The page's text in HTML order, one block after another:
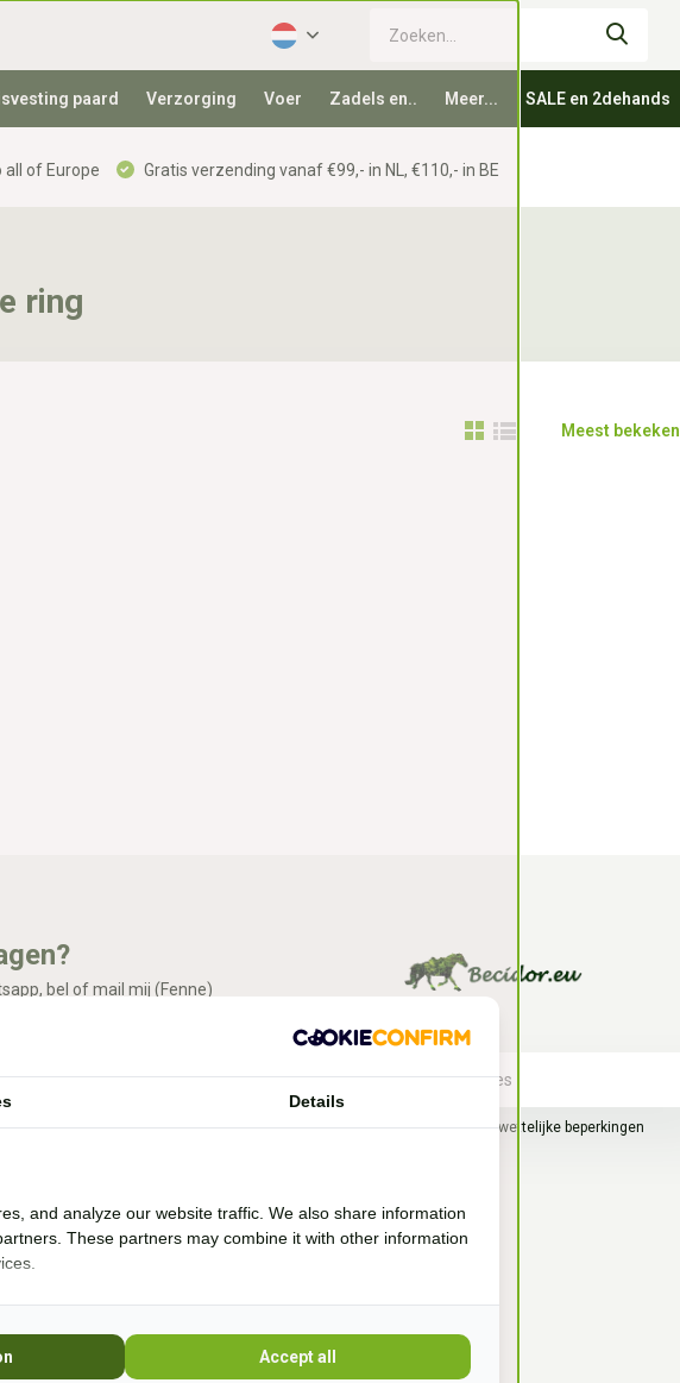
paard Verzorging Voer Zadels en.. Meer... SALE en 2dehands
all of Europe Gratis verzending vanaf €99,- in NL, €110,- in BE
ring
Meest bekeken
bel of mail mij (Fenne)
ijzerloos en wonen in een paddock
Sinds 20
* Lees hier de wettelijke beperkingen
Details
and analyze our website traffic. We also share information
These partners may combine it with other information
Accept all